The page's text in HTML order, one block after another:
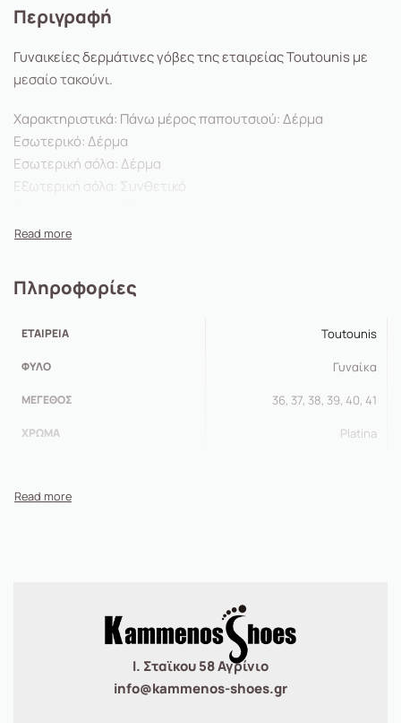
Περιγραφή
Γυναικείες δερμάτινες γόβες της εταιρείας Toutounis με
μεσαίο τακούνι.
Χαρακτηριστικά: Πάνω μέρος παπουτσιού: Δέρμα
Εσωτερικό: Δέρμα
Εσωτερική σόλα: Δέρμα
Εξωτερική σόλα: Συνθετικό
Πληροφορίες
ΕΤΑΙΡΕΊΑ Toutounis
ΦΎΛΟ Γυναίκα
ΜΈΓΕΘΟΣ 36, 37, 38, 39, 40, 41
ΧΡΏΜΑ Platina
Ι. Σταϊκου 58 Αγρίνιο
info@kammenos-shoes.gr